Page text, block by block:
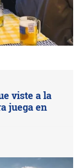
viste a la
juega en